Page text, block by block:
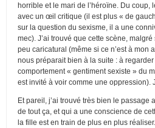
horrible et le mari de l’héroïne. Du coup,
avec un œil critique (il est plus « de
sur la question du sexisme, il a une
mec). J’ai trouvé que cette scène,
peu caricatural (même si ce n’est à mon
nous préparait bien à la suite : à
comportement « gentiment sexiste » du
est invité à voir comme une oppression).
Et pareil, j’ai trouvé très bien le passage
de tout ça, et qui a une conscience de
la fille est en train de plus en plus